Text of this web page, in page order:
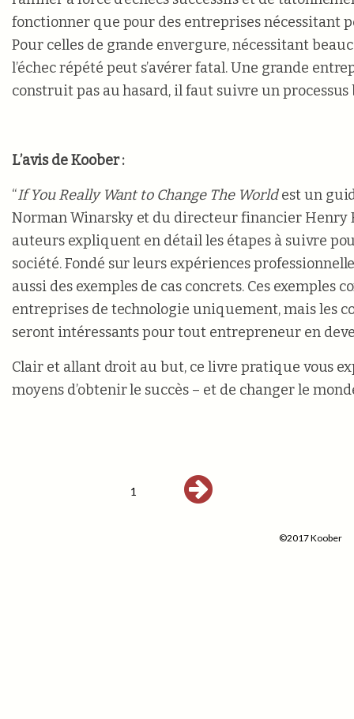
fonctionner que pour des entreprises nécessitant
Pour celles de grande envergure, nécessitant
l’échec répété peut s’avérer fatal. Une grande
construit pas au hasard, il faut suivre un processus
L’avis de Koober :
“If You Really Want to Change The Worldest un
Norman Winarsky et du directeur financier Henry
auteurs expliquent en détail les étapes à suivre
société. Fondé sur leurs expériences
aussi des exemples de cas concrets. Ces exemples
entreprises de technologie uniquement, mais les
seront intéressants pour tout entrepreneur en
Clair et allant droit au but, ce livre pratique vous
moyens d’obtenir le succès – et de changer le
1
©2017 Koober